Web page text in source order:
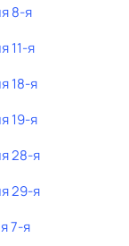
8-я
11-я
18-я
19-я
28-я
29-я
7-я